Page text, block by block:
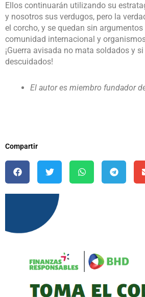
Ellos continuarán utilizando su
y nosotros sus verdugos, pero la
el corcho, y se quedan sin
comunidad internacional y
¡Guerra avisada no mata soldados y
descuidados!
El autor es miembro fundador
Compartir